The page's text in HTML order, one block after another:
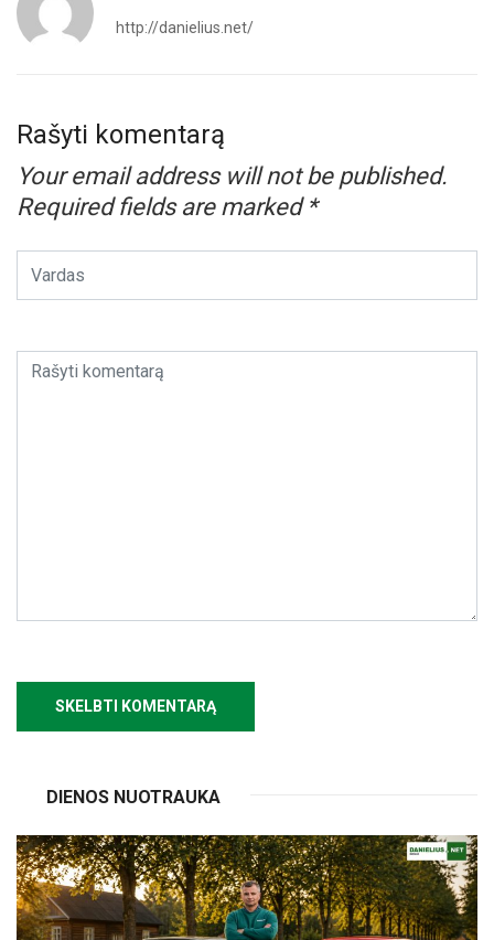
http://danielius.net/
Rašyti komentarą
Your email address will not be published.
Required fields are marked *
DIENOS NUOTRAUKA